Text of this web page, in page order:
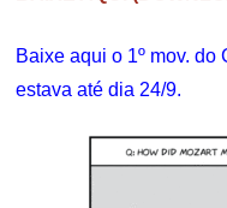
Baixe aqui o 1º mov.
estava até dia 24/9.